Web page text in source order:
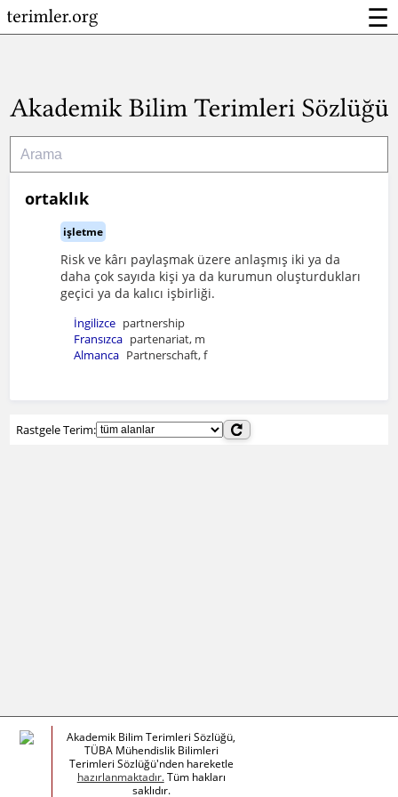
☰
ortaklık
işletme
Risk ve kârı paylaşmak üzere anlaşmış iki ya da
daha çok sayıda kişi ya da kurumun oluşturdukları
geçici ya da kalıcı işbirliği.
İngilizce partnership
Fransızca partenariat, m
Almanca Partnerschaft, f
Rastgele Terim:
Akademik Bilim Terimleri Sözlüğü,
TÜBA Mühendislik Bilimleri
Terimleri Sözlüğü'nden hareketle
hazırlanmaktadır.Tüm hakları
saklıdır.